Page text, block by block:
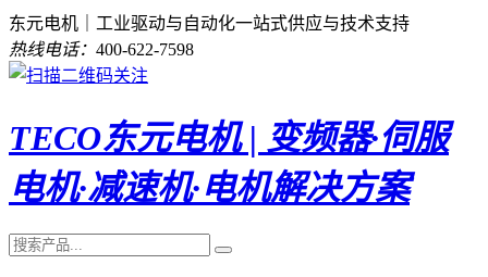
东元电机｜工业驱动与自动化一站式供应与技术支持
热线电话： 400-622-7598
TECO东元电机 | 变频器·伺服
电机·减速机·电机解决方案